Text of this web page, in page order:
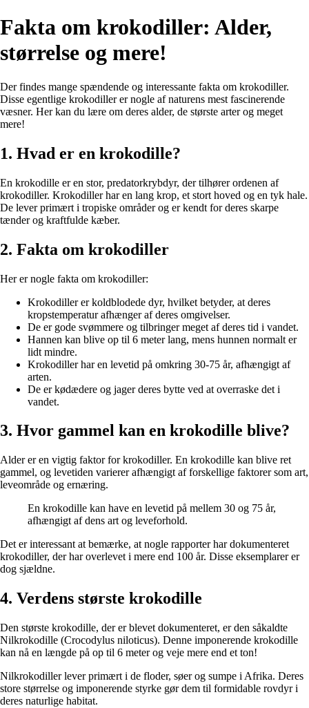
Fakta om krokodiller: Alder,
størrelse og mere!
Der findes mange spændende og interessante fakta om krokodiller.
Disse egentlige krokodiller er nogle af naturens mest fascinerende
væsner. Her kan du lære om deres alder, de største arter og meget
mere!
1. Hvad er en krokodille?
En krokodille er en stor, predatorkrybdyr, der tilhører ordenen af
krokodiller. Krokodiller har en lang krop, et stort hoved og en tyk hale.
De lever primært i tropiske områder og er kendt for deres skarpe
tænder og kraftfulde kæber.
2. Fakta om krokodiller
Her er nogle fakta om krokodiller:
Krokodiller er koldblodede dyr, hvilket betyder, at deres
kropstemperatur afhænger af deres omgivelser.
De er gode svømmere og tilbringer meget af deres tid i vandet.
Hannen kan blive op til 6 meter lang, mens hunnen normalt er
lidt mindre.
Krokodiller har en levetid på omkring 30-75 år, afhængigt af
arten.
De er kødædere og jager deres bytte ved at overraske det i
vandet.
3. Hvor gammel kan en krokodille blive?
Alder er en vigtig faktor for krokodiller. En krokodille kan blive ret
gammel, og levetiden varierer afhængigt af forskellige faktorer som art,
leveområde og ernæring.
En krokodille kan have en levetid på mellem 30 og 75 år,
afhængigt af dens art og leveforhold.
Det er interessant at bemærke, at nogle rapporter har dokumenteret
krokodiller, der har overlevet i mere end 100 år. Disse eksemplarer er
dog sjældne.
4. Verdens største krokodille
Den største krokodille, der er blevet dokumenteret, er den såkaldte
Nilkrokodille (Crocodylus niloticus). Denne imponerende krokodille
kan nå en længde på op til 6 meter og veje mere end et ton!
Nilkrokodiller lever primært i de floder, søer og sumpe i Afrika. Deres
store størrelse og imponerende styrke gør dem til formidable rovdyr i
deres naturlige habitat.